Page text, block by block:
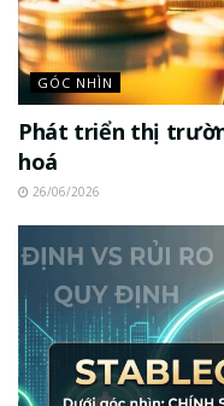
GÓC NHÌN
Phát triển thị
hoá
26/06/2026